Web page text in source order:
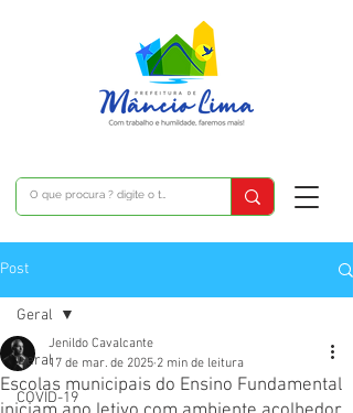
Post
Geral
COVID-19
Geral
Escolas municipais do Ensino Fundamental
Jenildo Cavalcante
17 de mar. de 2025 2 min de leitura